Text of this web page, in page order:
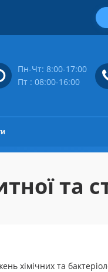
Пн-Чт: 8:00-17:00
Пт : 08:00-16:00
та
хімічних та